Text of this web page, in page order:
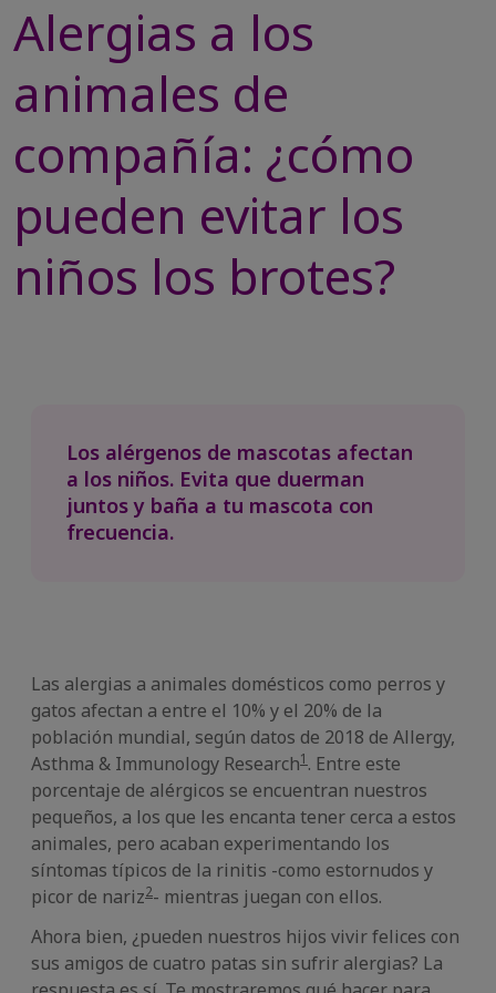
Alergias a los
animales de
compañía: ¿cómo
pueden evitar los
niños los brotes?
Los alérgenos de mascotas afectan
a los niños. Evita que duerman
juntos y baña a tu mascota con
frecuencia.
Las alergias a animales domésticos como perros y
gatos afectan a entre el 10% y el 20% de la
población mundial, según datos de 2018 de Allergy,
Asthma & Immunology Research1 . Entre este
porcentaje de alérgicos se encuentran nuestros
pequeños, a los que les encanta tener cerca a estos
animales, pero acaban experimentando los
síntomas típicos de la rinitis -como estornudos y
picor de nariz2- mientras juegan con ellos.
Ahora bien, ¿pueden nuestros hijos vivir felices con
sus amigos de cuatro patas sin sufrir alergias? La